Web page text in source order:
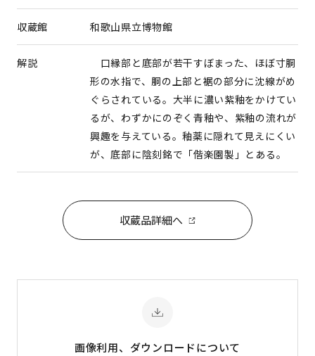
収蔵館 和歌山県立博物館
解説
口縁部と底部が若干すぼまった、ほぼ寸胴
形の水指で、胴の上部と裾の部分に沈線がめ
ぐらされている。大半に濃い紫釉をかけてい
るが、わずかにのぞく青釉や、紫釉の流れが
興趣を与えている。釉薬に隠れて見えにくい
が、底部に陰刻銘で「偕楽園製」とある。
収蔵品詳細へ
画像利用、ダウンロードについて